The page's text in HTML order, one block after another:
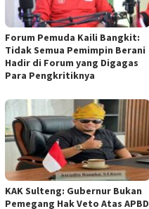
Forum Pemuda Kaili Bangkit:
Tidak Semua Pemimpin Berani
Hadir di Forum yang Digagas
Para Pengkritiknya
KAK Sulteng: Gubernur Bukan
Pemegang Hak Veto Atas APBD